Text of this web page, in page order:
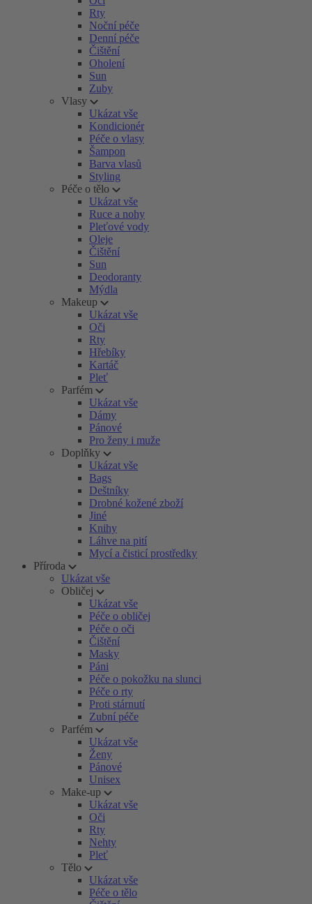
Rty
Noční péče
Denní péče
Čištění
Oholení
Sun
Zuby
Vlasy
Ukázat vše
Kondicionér
Péče o vlasy
Šampon
Barva vlasů
Styling
Péče o tělo
Ukázat vše
Ruce a nohy
Pleťové vody
Oleje
Čištění
Sun
Deodoranty
Mýdla
Makeup
Ukázat vše
Oči
Rty
Hřebíky
Kartáč
Pleť
Parfém
Ukázat vše
Dámy
Pánové
Pro ženy i muže
Doplňky
Ukázat vše
Bags
Deštníky
Drobné kožené zboží
Jiné
Knihy
Láhve na pití
Mycí a čisticí prostředky
Příroda
Ukázat vše
Obličej
Ukázat vše
Péče o obličej
Péče o oči
Čištění
Masky
Páni
Péče o pokožku na slunci
Péče o rty
Proti stárnutí
Zubní péče
Parfém
Ukázat vše
Ženy
Pánové
Unisex
Make-up
Ukázat vše
Oči
Rty
Nehty
Pleť
Tělo
Ukázat vše
Péče o tělo